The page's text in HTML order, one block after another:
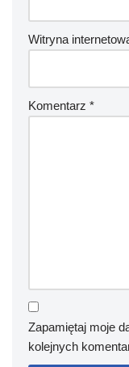
Witryna
Komentarz *
Zapamiętaj moje
kolejnych